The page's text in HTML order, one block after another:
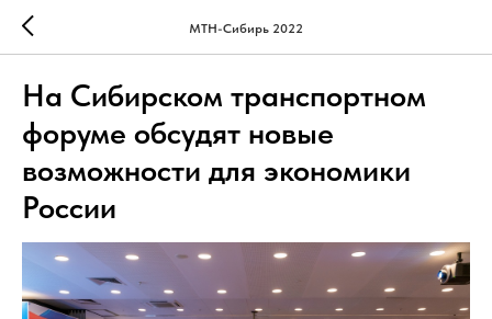
МТН-Сибирь 2022
На Сибирском транспортном
форуме обсудят новые
возможности для экономики
России